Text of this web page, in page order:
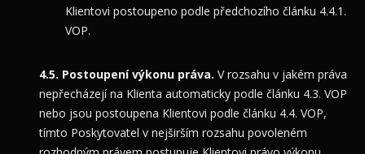
Klientovi postoupeno podle předchozího článku 4.4.1.
VOP.
Postoupení výkonu práva. V rozsahu v jakém práva
nepřecházejí na Klienta automaticky podle článku 4.3. VOP
nebo jsou postoupena Klientovi podle článku 4.4. VOP,
tímto Poskytovatel v nejširším rozsahu povoleném